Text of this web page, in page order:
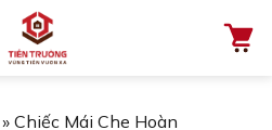
» Chiếc Mái Che Hoàn